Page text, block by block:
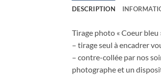
DESCRIPTION
Tirage photo « Coeur
– tirage seul à encadrer
– contre-collée par nos
photographe et un